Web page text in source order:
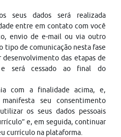
seus dados será realizada
entre em contato com você
envio de e-mail ou via outro
tipo de comunicação nesta fase
das etapas de
será cessado ao final do
com a finalidade acima, e,
seu consentimento
os seus dados pessoais
e, em seguida, continuar
currículo na plataforma.